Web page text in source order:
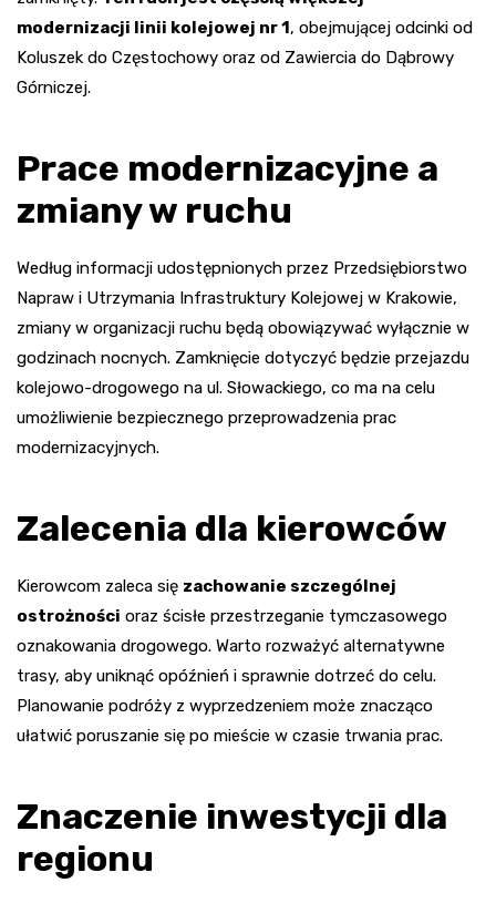
modernizacji linii kolejowej nr 1, obejmującej odcinki od
Koluszek do Częstochowy oraz od Zawiercia do Dąbrowy
Górniczej.
Prace modernizacyjne a
zmiany w ruchu
Według informacji udostępnionych przez Przedsiębiorstwo
Napraw i Utrzymania Infrastruktury Kolejowej w Krakowie,
zmiany w organizacji ruchu będą obowiązywać wyłącznie w
godzinach nocnych. Zamknięcie dotyczyć będzie przejazdu
kolejowo-drogowego na ul. Słowackiego, co ma na celu
umożliwienie bezpiecznego przeprowadzenia prac
modernizacyjnych.
Zalecenia dla kierowców
Kierowcom zaleca się zachowanie szczególnej
ostrożności oraz ścisłe przestrzeganie tymczasowego
oznakowania drogowego. Warto rozważyć alternatywne
trasy, aby uniknąć opóźnień i sprawnie dotrzeć do celu.
Planowanie podróży z wyprzedzeniem może znacząco
ułatwić poruszanie się po mieście w czasie trwania prac.
Znaczenie inwestycji dla
regionu